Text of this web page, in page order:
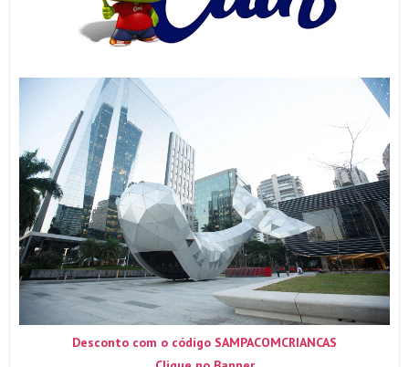
Desconto com o código SAMPACOMCRIANCAS